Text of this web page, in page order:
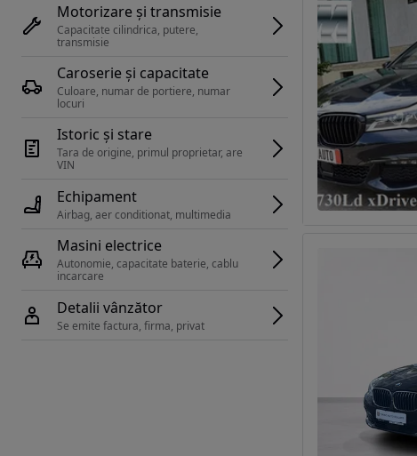
Motorizare și transmisie
Capacitate cilindrica, putere,
transmisie
Caroserie și capacitate
Culoare, numar de portiere, numar
locuri
Istoric și stare
Tara de origine, primul proprietar, are
Echipament
Airbag, aer conditionat, multimedia
Masini electrice
Autonomie, capacitate baterie, cablu
Detalii vânzător
Se emite factura, firma, privat